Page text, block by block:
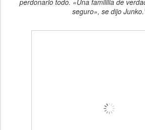
perdonarlo todo. «Una famililia de
seguro», se dijo